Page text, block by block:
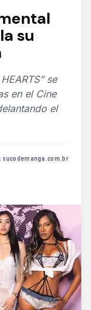
su
se
en el Cine
el
sucodemanga.com.br